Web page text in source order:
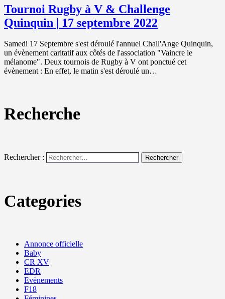
Tournoi Rugby à V & Challenge
Quinquin | 17 septembre 2022
Samedi 17 Septembre s'est déroulé l'annuel Chall'Ange Quinquin,
un évènement caritatif aux côtés de l'association "Vaincre le
mélanome". Deux tournois de Rugby à V ont ponctué cet
évènement : En effet, le matin s'est déroulé un…
Recherche
Rechercher :
Categories
Annonce officielle
Baby
CR XV
EDR
Evènements
F18